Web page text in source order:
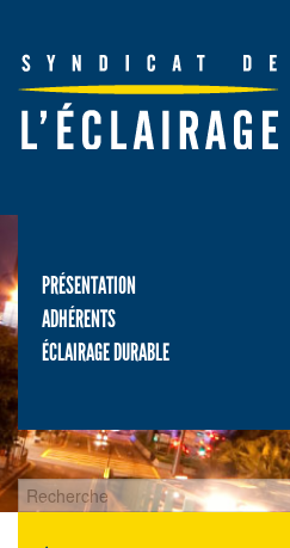
PRÉSENTATION
ADHÉRENTS
ÉCLAIRAGE DURABLE